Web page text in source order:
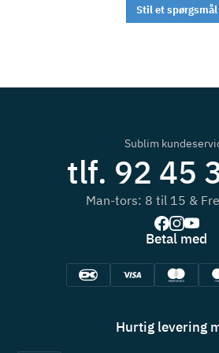
Stil et spørgsmål
Sublim
tlf. 92 45
Man-tors: 8 til 15 &
Betal med
Hurtig levering